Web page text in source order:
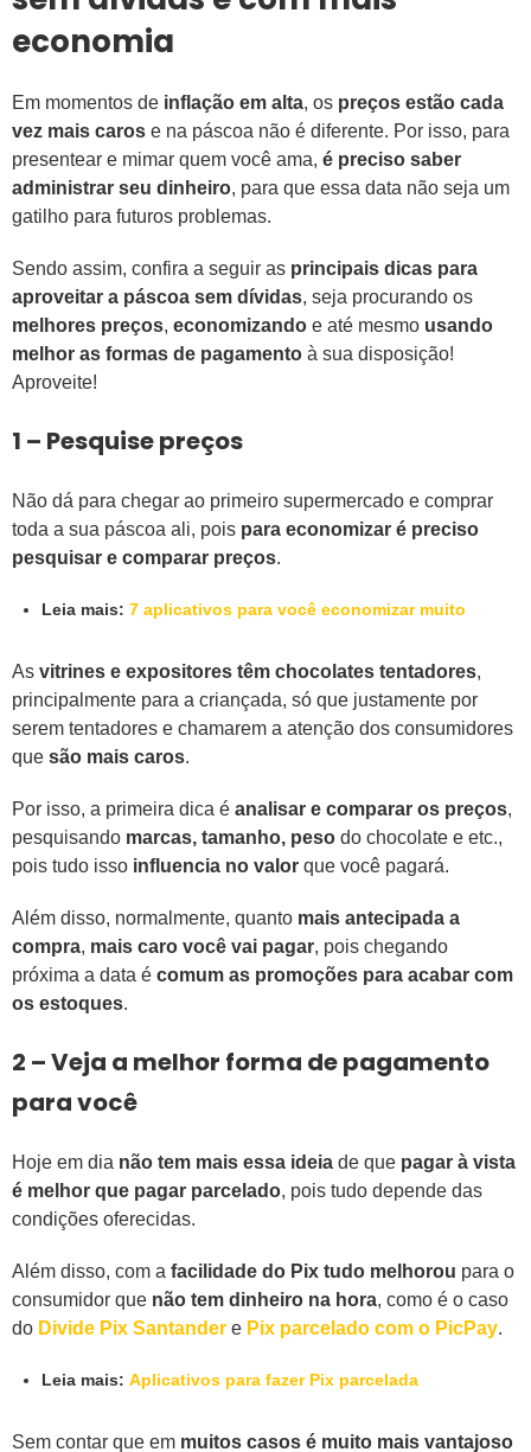
economia
Em momentos de inflação em alta, os preços estão cada
vez mais caros e na páscoa não é diferente. Por isso, para
presentear e mimar quem você ama, é preciso saber
administrar seu dinheiro, para que essa data não seja um
gatilho para futuros problemas.
Sendo assim, confira a seguir as principais dicas para
aproveitar a páscoa sem dívidas, seja procurando os
melhores preços, economizando e até mesmo usando
melhor as formas de pagamento à sua disposição!
Aproveite!
1 – Pesquise preços
Não dá para chegar ao primeiro supermercado e comprar
toda a sua páscoa ali, pois para economizar é preciso
pesquisar e comparar preços.
Leia mais: 7 aplicativos para você economizar muito
As vitrines e expositores têm chocolates tentadores,
principalmente para a criançada, só que justamente por
serem tentadores e chamarem a atenção dos consumidores
que são mais caros.
Por isso, a primeira dica é analisar e comparar os preços,
pesquisando marcas, tamanho, peso do chocolate e etc.,
pois tudo isso influencia no valor que você pagará.
Além disso, normalmente, quanto mais antecipada a
compra, mais caro você vai pagar, pois chegando
próxima a data é comum as promoções para acabar com
os estoques.
2 – Veja a melhor forma de pagamento
para você
Hoje em dia não tem mais essa ideia de que pagar à vista
é melhor que pagar parcelado, pois tudo depende das
condições oferecidas.
Além disso, com a facilidade do Pix tudo melhorou para o
consumidor que não tem dinheiro na hora, como é o caso
do Divide Pix Santander e Pix parcelado com o PicPay.
Leia mais: Aplicativos para fazer Pix parcelada
Sem contar que em muitos casos é muito mais vantajoso